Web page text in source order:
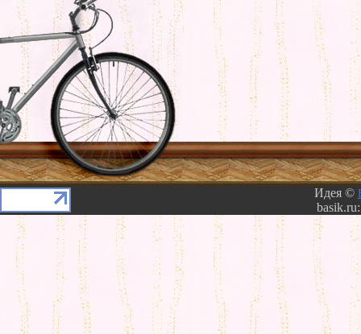
Идея ©